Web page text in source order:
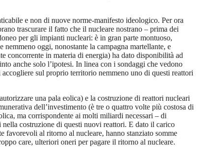
e non di nuove norme-manifesto ideologico. Per ora
trascurare il fatto che il nucleare nostrano – prima dei
per gli impianti nucleari: è in gran parte montuoso,
oggi, nonostante la campagna martellante, e
concorrente in materia di energia) ha dato disponibilità ad
anche solo l’ipotesi. In linea con i sondaggi che vedono
sul proprio territorio nemmeno uno di questi reattori
una pala eolica) e la costruzione di reattori nucleari
dell’investimento (è tre o quattro volte più costosa di
ma corrispondente ai molti miliardi necessari – di
costruzione di questi nuovi reattori. E dato il carico
favorevoli al ritorno al nucleare, hanno stanziato somme
care, ulteriori oneri per pagare il ritorno al nucleare.